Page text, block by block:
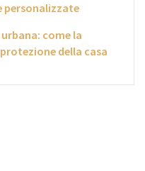
personalizzate
come la
della casa